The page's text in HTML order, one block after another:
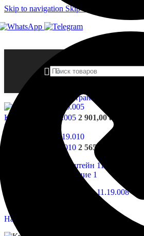
Skip to navigation Skip to main content
Главная страница
Кронштейн 1.19.005 2 901,00₽
Назад к товарам
Кронштейн 1.19.010 2 565,00
Нажмите, чтобы увеличить